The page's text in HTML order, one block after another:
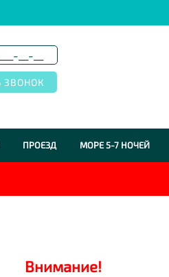
ПРОЕЗД МОРЕ 5-7 НОЧЕЙ
Внимание!